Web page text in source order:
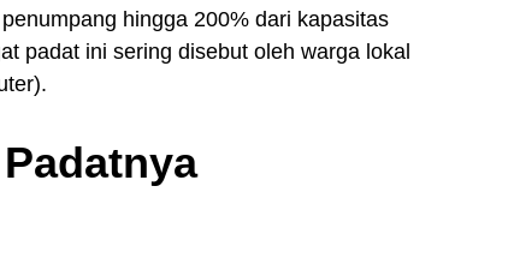
hingga 200% dari kapasitas
padat ini sering disebut oleh warga lokal